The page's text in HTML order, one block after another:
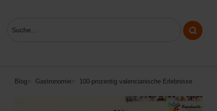
Blog> Gastronomie> 100-prozentig valencianische Erlebnisse